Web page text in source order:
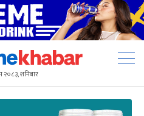
२०८३, शनिबार